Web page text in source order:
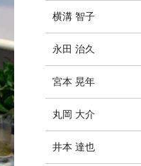
横溝 智子
永田 治久
宮本 晃年
丸岡 大介
井本 達也